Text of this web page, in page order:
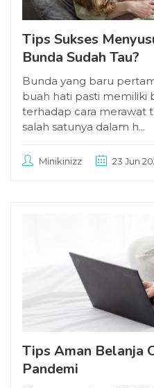
Tips Sukses
Bunda Sudah Tau?
Bunda yang baru
buah hati pasti memiliki
terhadap cara merawat
salah satunya dalam h...
Minikinizz 23 Jun
Tips Aman Belanja
Pandemi